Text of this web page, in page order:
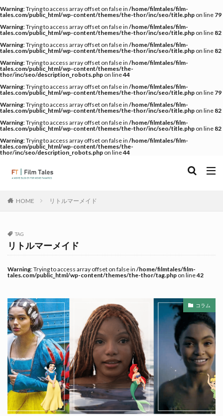
Warning: Trying to access array offset on false in /home/filmtales/film-
tales.com/public_html/wp-content/themes/the-thor/inc/seo/title.php on line 79
Warning: Trying to access array offset on false in /home/filmtales/film-
tales.com/public_html/wp-content/themes/the-thor/inc/seo/title.php on line 82
Warning: Trying to access array offset on false in /home/filmtales/film-
tales.com/public_html/wp-content/themes/the-thor/inc/seo/title.php on line 82
Warning: Trying to access array offset on false in /home/filmtales/film-
tales.com/public_html/wp-content/themes/the-
thor/inc/seo/description_robots.php on line44
Warning: Trying to access array offset on false in /home/filmtales/film-
tales.com/public_html/wp-content/themes/the-thor/inc/seo/title.php on line 79
Warning: Trying to access array offset on false in /home/filmtales/film-
tales.com/public_html/wp-content/themes/the-thor/inc/seo/title.php on line 82
Warning: Trying to access array offset on false in /home/filmtales/film-
tales.com/public_html/wp-content/themes/the-thor/inc/seo/title.php on line 82
Warning: Trying to access array offset on false in /home/filmtales/film-
tales.com/public_html/wp-content/themes/the-
thor/inc/seo/description_robots.php on line44
HOME リトルマーメイド
TAG
リトルマーメイド
Warning: Trying to access array offset on false in /home/filmtales/film-
tales.com/public_html/wp-content/themes/the-thor/tag.php on line42
コラム